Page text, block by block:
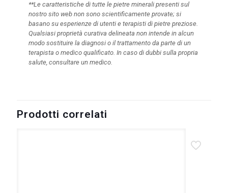
**Le caratteristiche di tutte le pietre minerali presenti sul
nostro sito web non sono scientificamente provate; si
basano su esperienze di utenti e terapisti di pietre preziose.
Qualsiasi proprietà curativa delineata non intende in alcun
modo sostituire la diagnosi o il trattamento da parte di un
terapista o medico qualificato. In caso di dubbi sulla propria
salute, consultare un medico.
Prodotti correlati